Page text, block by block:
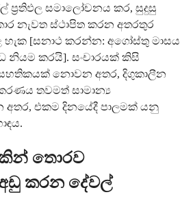
සමාලෝචනය කර, සුදුසු
නැවත ස්ථාපිත කරන අතරතුර
[සනාථ කරන්න: අගෝස්තු මාසය
කරයි]. සංචාරයක් කිසි
නොවන අතර, දිගුකාලීන
තවමත් සාමාන්‍ය
එකම දිනයේදී පාලමක් යනු
තොරව
කරන දේවල්